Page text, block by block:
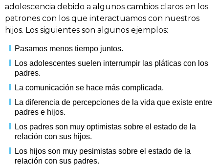
adolescencia debido a algunos cambios claros en los
patrones con los que interactuamos con nuestros
hijos. Los siguientes son algunos ejemplos:
Pasamos menos tiempo juntos.
Los adolescentes suelen interrumpir las pláticas con los
padres.
La comunicación se hace más complicada.
La diferencia de percepciones de la vida que existe entre
padres e hijos.
Los padres son muy optimistas sobre el estado de la
relación con sus hijos.
Los hijos son muy pesimistas sobre el estado de la
relación con sus padres.